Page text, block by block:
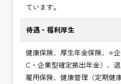
ています。
待遇・福利厚生
健康保険、厚生年金保険、⭐
C・企業型確定拠出年金）、
雇用保険、健康管理（定期健康